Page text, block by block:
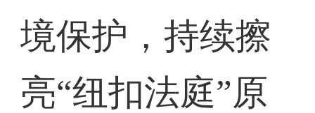
境保护，持续擦
亮“纽扣法庭”原